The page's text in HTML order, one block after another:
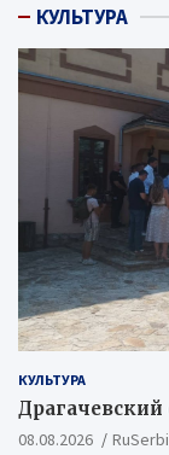
КУЛЬТУРА
КУЛЬТУРА
08.08.2026